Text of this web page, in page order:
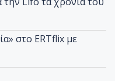
στο ERTflix με